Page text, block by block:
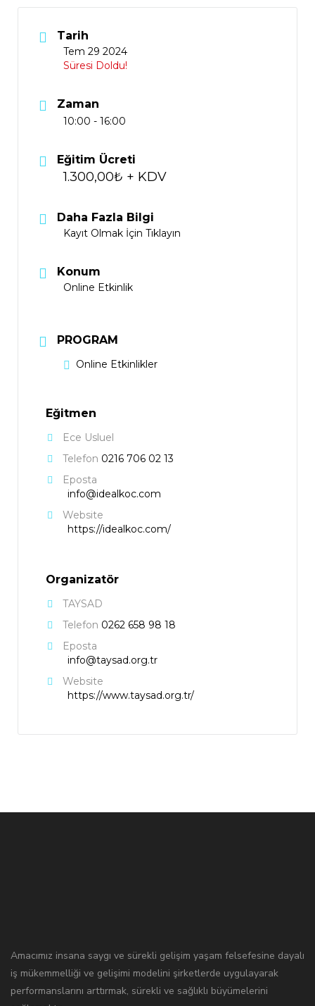
Tarih
Tem 29 2024
Süresi Doldu!
Zaman
10:00 - 16:00
Eğitim Ücreti
1.300,00₺ + KDV
Daha Fazla Bilgi
Kayıt Olmak İçin Tıklayın
Konum
Online Etkinlik
PROGRAM
Online Etkinlikler
Eğitmen
Ece Usluel
Telefon 0216 706 02 13
Eposta
info@idealkoc.com
Website
https://idealkoc.com/
Organizatör
TAYSAD
Telefon 0262 658 98 18
Eposta
info@taysad.org.tr
Website
https://www.taysad.org.tr/
Amacımız insana saygı ve sürekli gelişim yaşam felsefesine dayalı
iş mükemmelliği ve gelişimi modelini şirketlerde uygulayarak
performanslarını arttırmak, sürekli ve sağlıklı büyümelerini